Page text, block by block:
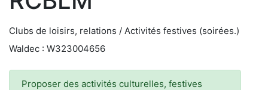
Clubs de loisirs, relations / Activités festives (soirées.)
Waldec : W323004656
Proposer des activités culturelles, festives